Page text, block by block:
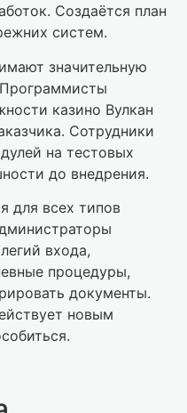
Создаётся план
систем.
значительную
казино Вулкан
Сотрудники
на тестовых
до внедрения.
для всех типов
входа,
процедуры,
документы.
новым